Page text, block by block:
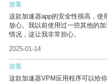
游客
这款加速器app的安全性很高，使
放心。我以前使用过一些其他的
情况，这让我非常担心。
2025-01-14
游客
这款加速器VPM应用程序可以给